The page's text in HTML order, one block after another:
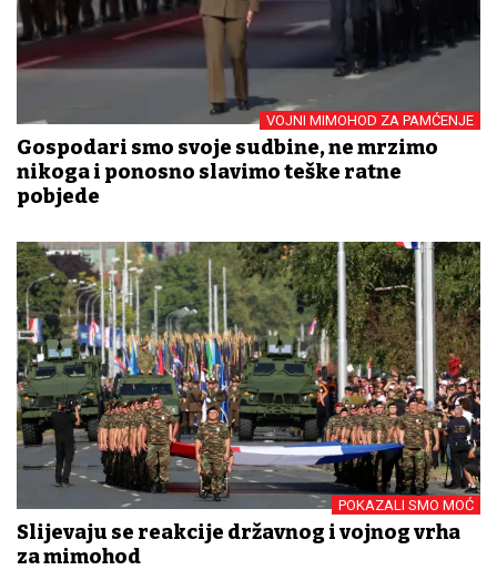
VOJNI MIMOHOD ZA PAMĆENJE
Gospodari smo svoje sudbine, ne mrzimo
nikoga i ponosno slavimo teške ratne
pobjede
POKAZALI SMO MOĆ
Slijevaju se reakcije državnog i vojnog vrha
za mimohod